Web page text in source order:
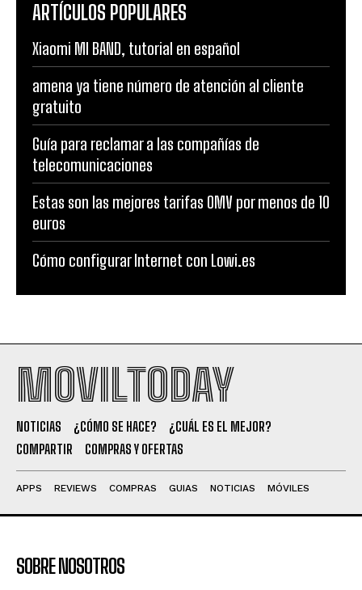
ARTÍCULOS POPULARES
Xiaomi MI BAND, tutorial en español
amena ya tiene número de atención al cliente
gratuito
Guía para reclamar a las compañías de
telecomunicaciones
Estas son las mejores tarifas OMV por menos de 10
euros
Cómo configurar Internet con Lowi.es
MOVILTODAY
NOTICIAS ¿CÓMO SE HACE?
¿CUÁL ES EL MEJOR?
COMPARTIR
COMPRAS Y OFERTAS
APPS REVIEWS COMPRAS GUIAS NOTICIAS MÓVILES
SOBRE NOSOTROS